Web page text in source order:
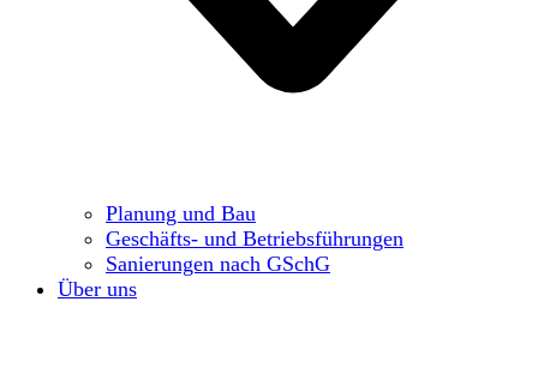
Planung und Bau
Geschäfts- und Betriebsführungen
Sanierungen nach GSchG
Über uns